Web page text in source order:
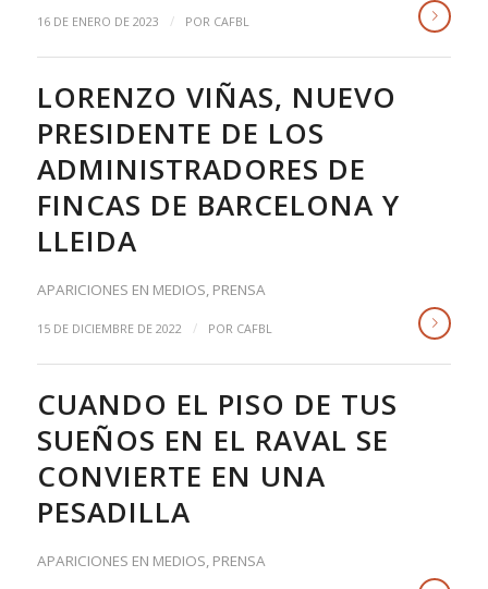
16 DE ENERO DE 2023 / POR CAFBL
LORENZO VIÑAS, NUEVO
PRESIDENTE DE LOS
ADMINISTRADORES DE
FINCAS DE BARCELONA Y
LLEIDA
APARICIONES EN MEDIOS, PRENSA
15 DE DICIEMBRE DE 2022 / POR CAFBL
CUANDO EL PISO DE TUS
SUEÑOS EN EL RAVAL SE
CONVIERTE EN UNA
PESADILLA
APARICIONES EN MEDIOS, PRENSA